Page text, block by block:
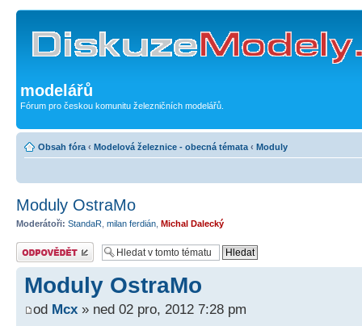
modelářů
Fórum pro českou komunitu železničních modelářů.
Obsah fóra ‹ Modelová železnice - obecná témata ‹ Moduly
Moduly OstraMo
Moderátoři: StandaR milan ferdián Michal Dalecký
Odeslat odpověď
Moduly OstraMo
od Mcx » ned 02 pro, 2012 7:28 pm